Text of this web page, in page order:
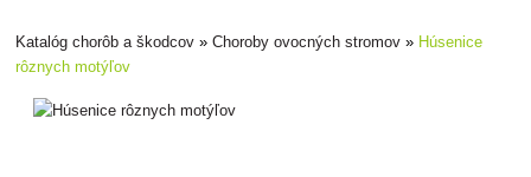
Katalóg chorôb a škodcov »Choroby ovocných stromov » Húsenice
rôznych motýľov